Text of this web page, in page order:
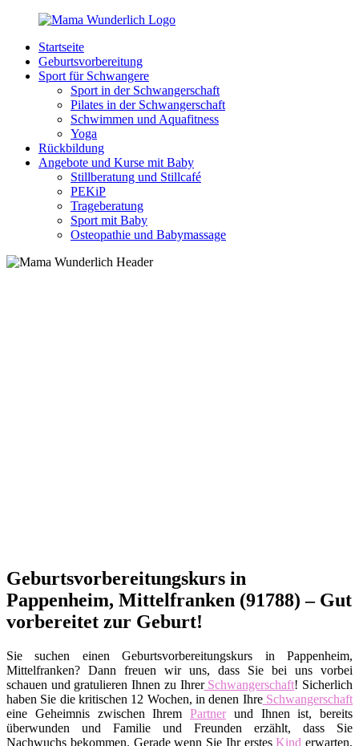
Zurück
Inhalt
MamaWunderlich.de
Mutti
sein
wunderbar!
Startseite
Geburtsvorbereitung
Sport für Schwangere
Sport in der Schwangerschaft
Pilates in der Schwangerschaft
Schwimmen und Aquafitness
Yoga
Rückbildung
Angebote und Kurse mit Baby
Stillberatung und Stillcafé
PEKiP
Trageberatung
Sport mit Baby
Osteopathie und Babymassage
Geburtsvorbereitungskurs in
Pappenheim, Mittelfranken (91788) – Gut
vorbereitet zur Geburt!
Sie suchen einen Geburtsvorbereitungskurs in Pappenheim,
Mittelfranken? Dann freuen wir uns, dass Sie bei uns vorbei
schauen und gratulieren Ihnen zu IhrerSchwangerschaft! Sicherlich
haben Sie die kritischen 12 Wochen, in denen IhreSchwangerschaft
eine Geheimnis zwischen Ihrem Partnerund Ihnen ist, bereits
überwunden und Familie und Freunden erzählt, dass Sie
Nachwuchs bekommen. Gerade wenn Sie Ihr erstesKind erwarten,